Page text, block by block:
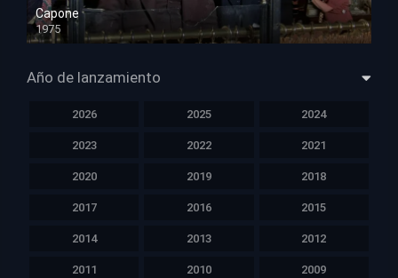
Capone
1975
HD 1080p
Año de lanzamiento
2026 2025 2024
2023 2022 2021
2020 2019 2018
2017 2016 2015
2014 2013 2012
2011 2010 2009